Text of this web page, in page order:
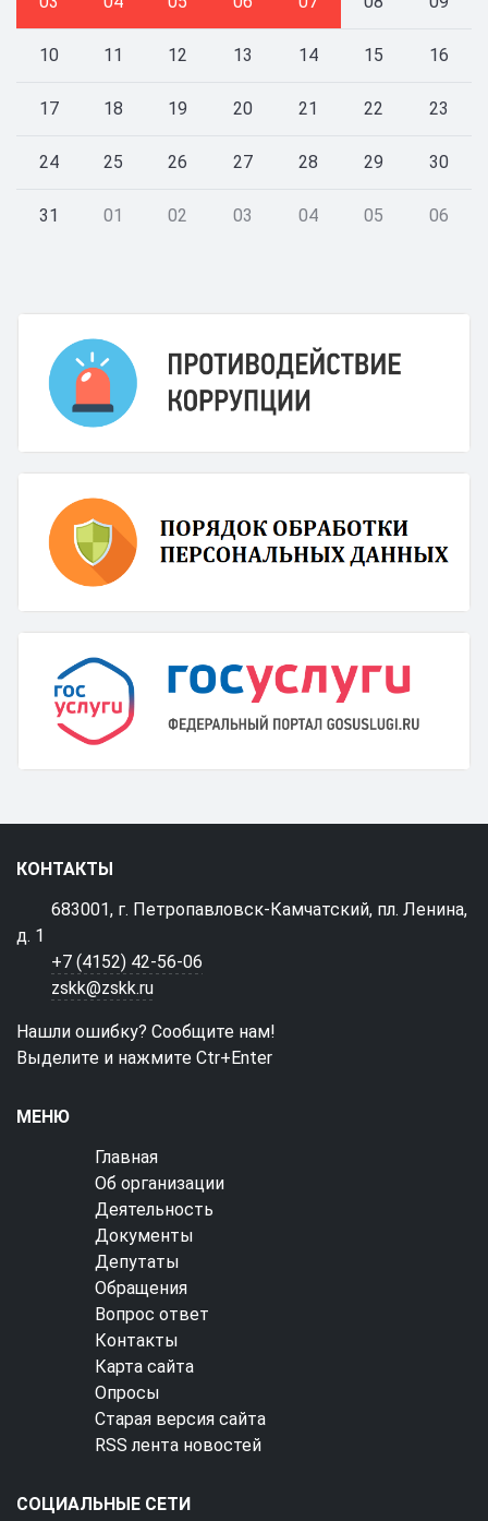
10 11 12 13 14 15 16
17 18 19 20 21 22 23
24 25 26 27 28 29 30
31 01 02 03 04 05 06
КОНТАКТЫ
683001, г. Петропавловск-Камчатский, пл. Ленина,
д. 1
+7 (4152) 42-56-06
zskk@zskk.ru
Нашли ошибку? Сообщите нам!
Выделите и нажмите Ctr+Enter
МЕНЮ
Главная
Об организации
Деятельность
Документы
Депутаты
Обращения
Вопрос ответ
Контакты
Карта сайта
Опросы
Старая версия сайта
RSS лента новостей
СОЦИАЛЬНЫЕ СЕТИ